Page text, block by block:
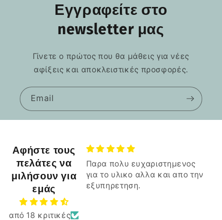
Εγγραφείτε στο
newsletter μας
Γίνετε ο πρώτος που θα μάθεις για νέες
αφίξεις και αποκλειστικές προσφορές.
Email
Αφήστε τους
πελάτες να
μιλήσουν για
εμάς
από 18 κριτικές
πολυ ευχαριστημενος
το υλικο αλλα και απο την
Ξεπέρασε κατα πολυ
πασίγνωστα
του skroutz
Ξεπέρασε κατα πολυ